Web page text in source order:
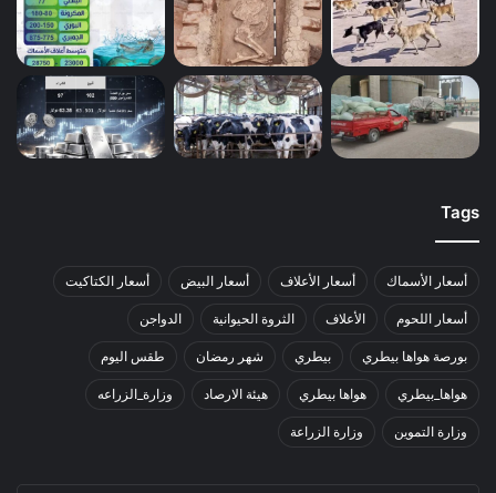
Tags
أسعار الأسماك أسعار الأعلاف أسعار البيض أسعار الكتاكيت
أسعار اللحوم الأعلاف الثروة الحيوانية الدواجن
بورصة هواها بيطري بيطري شهر رمضان طقس اليوم
هواها_بيطري هواها بيطري هيئة الارصاد وزارة_الزراعه
وزارة التموين وزارة الزراعة